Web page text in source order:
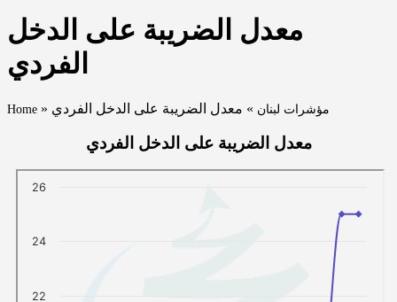
معدل الضريبة على الدخل
الفردي
Home » مؤشرات لبنان » معدل الضريبة على الدخل الفردي
معدل الضريبة على الدخل الفردي